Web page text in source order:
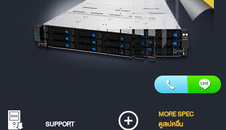
SUPPORT
MORE SPEC
ดูสเปคอื่น